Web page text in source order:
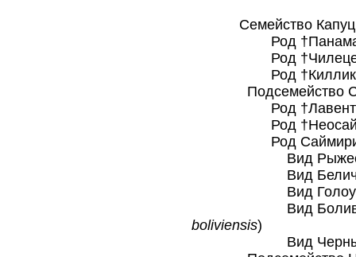
Семейство
Род
Род
Род
Подсемейство
Род
Род
Род Саймири
Вид
Вид Беличий
Вид Голоухий
Вид
boliviensis)
Вид Черный